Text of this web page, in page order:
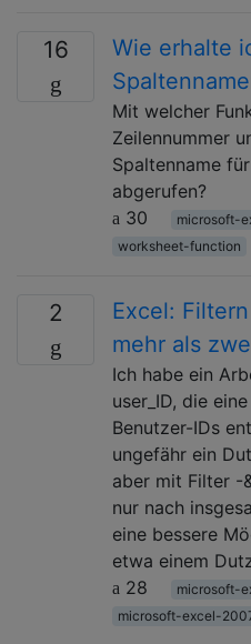
16
Wie erhalte
Mit welcher
Zeilennummer
Spaltenname
abgerufen?
30
microsoft-
worksheet-function
2
Excel:
mehr als
Ich habe ein
user_ID, die
Benutzer-IDs
ungefähr ein
aber mit Filter -
nur nach
eine bessere
etwa einem
28
microsoft-
microsoft-excel-